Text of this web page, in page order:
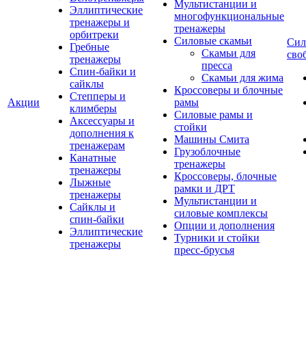
Акции
Эллиптические
тренажеры и
орбитреки
Гребные
тренажеры
Спин-байки и
сайклы
Степперы и
климберы
Аксессуары и
дополнения к
тренажерам
Канатные
тренажеры
Лыжные
тренажеры
Сайклы и
спин-байки
Эллиптические
тренажеры
Мультистанции и
многофункциональные
тренажеры
Силовые скамьи
Скамьи для
пресса
Скамьи для жима
Кроссоверы и блочные
рамы
Силовые рамы и
стойки
Машины Смита
Грузоблочные
тренажеры
Кроссоверы, блочные
рамки и ДРТ
Мультистанции и
силовые комплексы
Опции и дополнения
Турники и стойки
пресс-брусья